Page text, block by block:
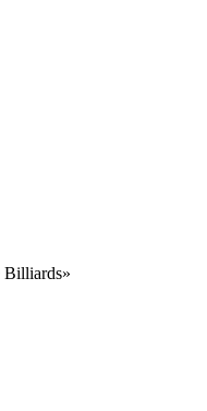
Billiards»